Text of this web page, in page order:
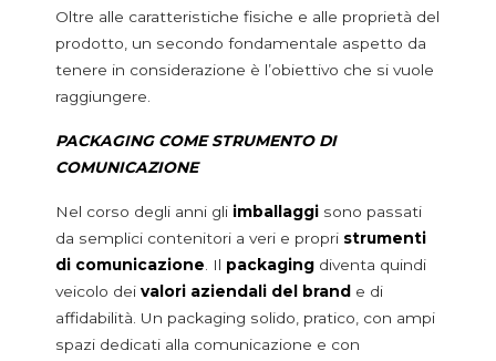
Oltre alle caratteristiche fisiche e alle proprietà del
prodotto, un secondo fondamentale aspetto da
tenere in considerazione è l’obiettivo che si vuole
raggiungere.
PACKAGING COME STRUMENTO DI
COMUNICAZIONE
Nel corso degli anni gli imballaggi sono passati
da semplici contenitori a veri e propri strumenti
di comunicazione . Il packaging diventa quindi
veicolo dei valori aziendali del brand e di
affidabilità. Un packaging solido, pratico, con ampi
spazi dedicati alla comunicazione e con